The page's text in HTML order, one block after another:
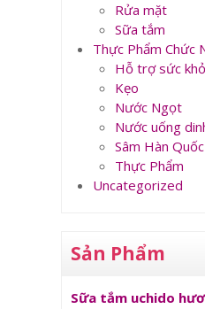
Rửa mặt
Sữa tắm
Thực Phẩm Chức
Hỗ trợ sức
Kẹo
Nước Ngọt
Nước uống
Sâm Hàn Quốc
Thực Phẩm
Uncategorized
Sản Phẩm
Sữa tắm uchido